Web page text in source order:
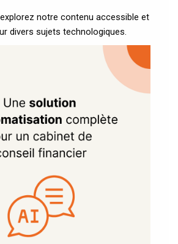
notre contenu accessible et
divers sujets technologiques.